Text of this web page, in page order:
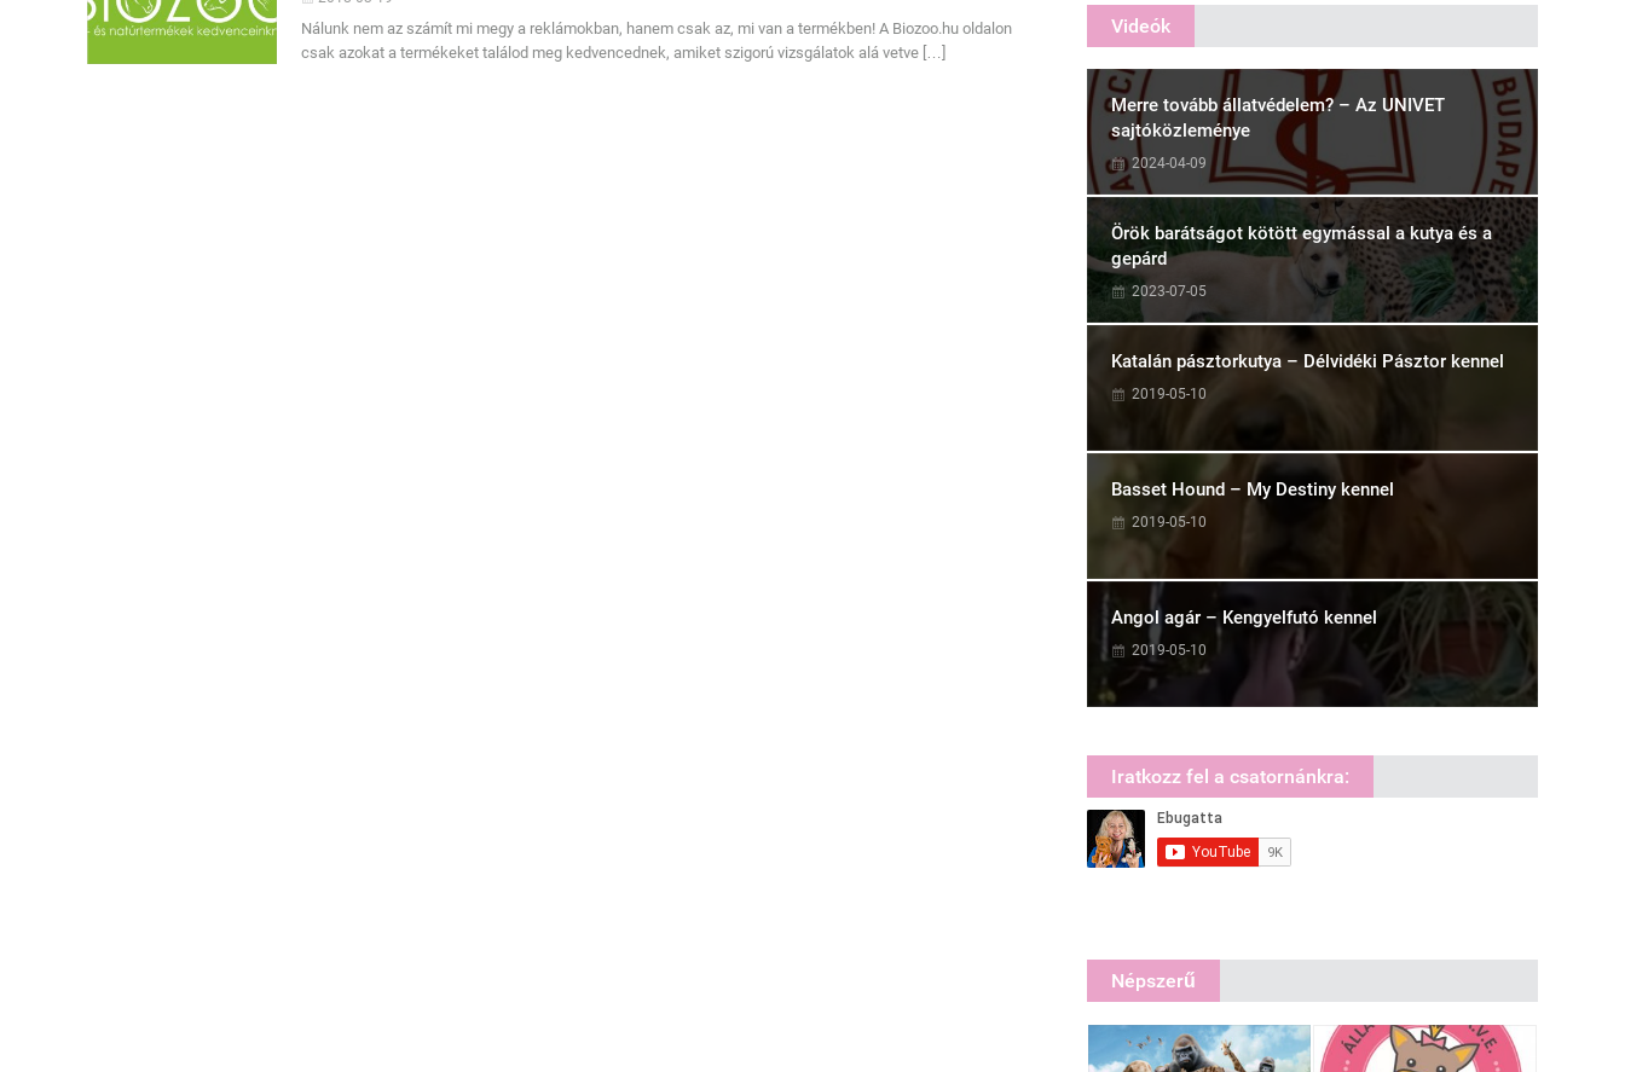
Nálunk nem az számít mi megy a reklámokban, hanem csak az, mi van a termékben! A Biozoo.hu oldalon
csak azokat a termékeket találod meg kedvencednek, amiket szigorú vizsgálatok alá vetve […]
Videók
Merre tovább állatvédelem? – Az UNIVET
sajtóközleménye
2024-04-09
Örök barátságot kötött egymással a kutya és a
gepárd
2023-07-05
Katalán pásztorkutya – Délvidéki Pásztor kennel
2019-05-10
Basset Hound – My Destiny kennel
2019-05-10
Angol agár – Kengyelfutó kennel
2019-05-10
Iratkozz fel a csatornánkra:
Népszerű